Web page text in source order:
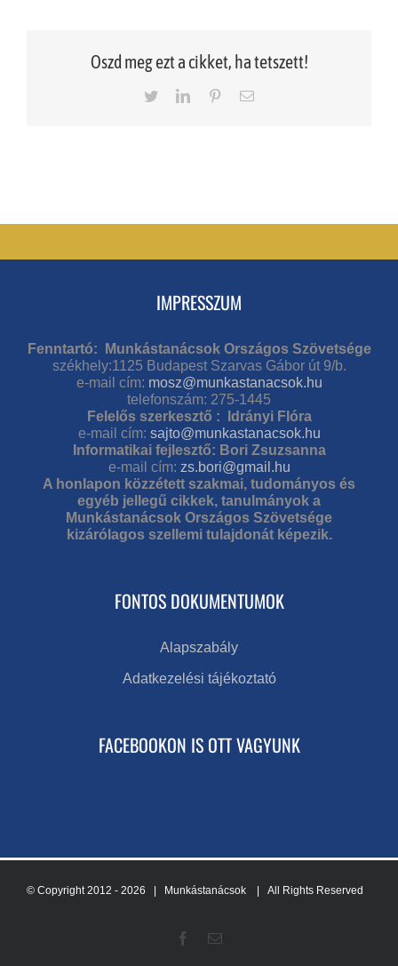
Oszd meg ezt a cikket, ha tetszett!
TwitterLinkedInPinterestEmail
IMPRESSZUM
Fenntartó: Munkástanácsok Országos Szövetsége
székhely:1125 Budapest Szarvas Gábor út 9/b.
e-mail cím: mosz@munkastanacsok.hu
telefonszám: 275-1445
Felelős szerkesztő : Idrányi Flóra
e-mail cím: sajto@munkastanacsok.hu
Informatikai fejlesztő: Bori Zsuzsanna
e-mail cím: zs.bori@gmail.hu
A honlapon közzétett szakmai, tudományos és
egyéb jellegű cikkek, tanulmányok a
Munkástanácsok Országos Szövetsége
kizárólagos szellemi tulajdonát képezik.
FONTOS DOKUMENTUMOK
Alapszabály
Adatkezelési tájékoztató
FACEBOOKON IS OTT VAGYUNK
© Copyright 2012 - 2026 | Munkástanácsok | All Rights Reserved
Facebook
Email